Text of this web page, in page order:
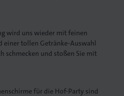
wird uns wieder mit feinen
einer tollen Getränke-Auswahl
schmecken und stoßen Sie mit
für die Hof-Party sind